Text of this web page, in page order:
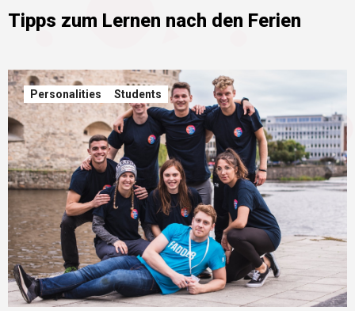
Tipps zum Lernen nach den Ferien
Personalities Students